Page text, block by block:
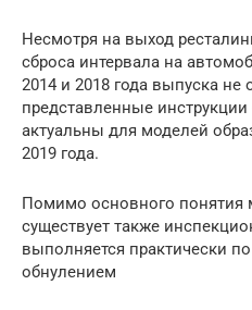
Несмотря на выход
сброса интервала на
2014 и 2018 года выпуска не
представленные инструкции
актуальны для моделей
2019 года.
Помимо основного понятия
существует также
выполняется практически
обнулением